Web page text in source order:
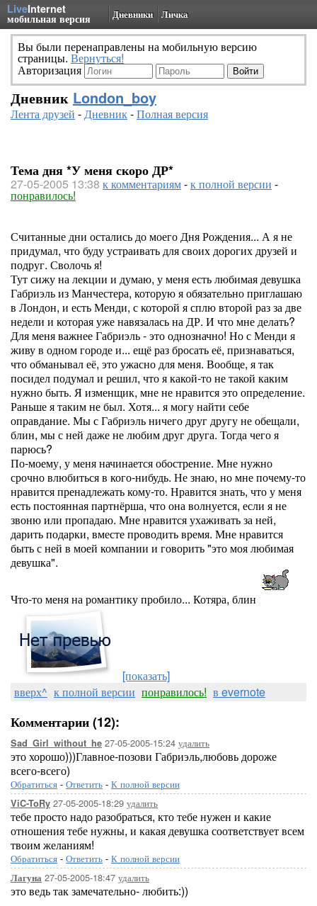
LiveInternet
мобильная версия Дневники Личка
Вы были перенаправлены на мобильную версию
страницы. Вернуться!
Авторизация
Дневник London_boy
Лента друзей -Дневник-Полная версия
Тема дня *У меня скоро ДР*
27-05-2005 13:38 к комментариям-к полной версии -
понравилось!
Считанные дни остались до моего Дня Рождения... А я не
придумал, что буду устраивать для своих дорогих друзей и
подруг. Сволочь я!
Тут сижу на лекции и думаю, у меня есть любимая девушка
Габриэль из Манчестера, которую я обязательно приглашаю
в Лондон, и есть Менди, с которой я сплю второй раз за две
недели и которая уже навязалась на ДР. И что мне делать?
Для меня важнее Габриэль - это однозначно! Но с Менди я
живу в одном городе и... ещё раз бросать её, признаваться,
что обманывал её, это ужасно для меня. Вообще, я так
посидел подумал и решил, что я какой-то не такой каким
нужно быть. Я изменщик, мне не нравится это определение.
Раньше я таким не был. Хотя... я могу найти себе
оправдание. Мы с Габриэль ничего друг другу не обещали,
блин, мы с ней даже не любим друг друга. Тогда чего я
парюсь?
По-моему, у меня начинается обострение. Мне нужно
срочно влюбиться в кого-нибудь. Не знаю, но мне почему-то
нравится пренадлежать кому-то. Нравится знать, что у меня
есть постоянная партнёрша, что она волнуется, если я не
звоню или пропадаю. Мне нравится ухаживать за ней,
дарить подарки, вместе проводить время. Мне нравится
быть с ней в моей компании и говорить "это моя любимая
девушка".
Что-то меня на романтику пробило... Котяра, блин
[показать]
вверх^ к полной версии понравилось! в evernote
Комментарии (12):
Sad_Girl_without_he 27-05-2005-15:24 удалить
это хорошо)))Главное-позови Габриэль,любовь дороже
всего-всего)
Обратиться - Ответить - К полной версии
ViC-ToRy 27-05-2005-18:29 удалить
тебе просто надо разобраться, кто тебе нужен и какие
отношения тебе нужны, и какая девушка соответствует всем
твоим желаниям!
Обратиться - Ответить - К полной версии
Лагуна 27-05-2005-18:47 удалить
это ведь так замечательно- любить:))